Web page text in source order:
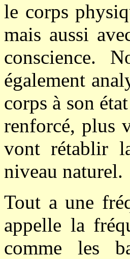
le corps
mais aussi
conscience.
également
corps à son
renforcé, plus
vont rétablir
niveau naturel.
Tout a une
appelle la
comme les